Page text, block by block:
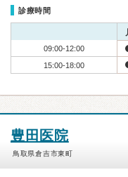
診療時間
09:00-12:00
15:00-18:00
豊田医院
鳥取県倉吉市東町